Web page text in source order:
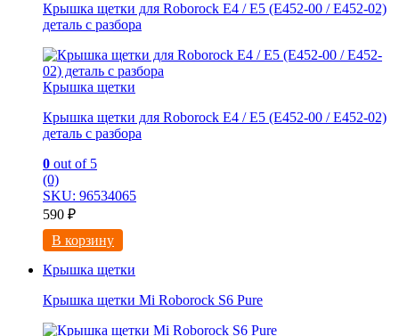
Крышка щетки для Roborock E4 / E5 (E452-00 / E452-02)
деталь с разбора
Крышка щетки
Крышка щетки для Roborock E4 / E5 (E452-00 / E452-02)
деталь с разбора
0 out of 5
(0)
SKU: 96534065
590 ₽
В корзину
Крышка щетки
Крышка щетки Mi Roborock S6 Pure